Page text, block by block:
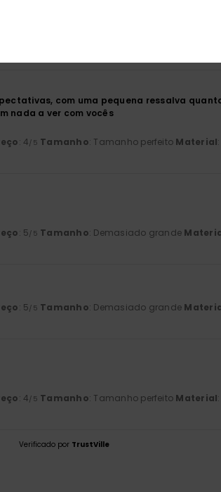
com uma pequena ressalva
nada a ver com vocês
: 4/5 Tamanho: Tamanho perfeito Material
: 5/5 Tamanho: Demasiado grande
: 5/5 Tamanho: Demasiado grande
: 4/5 Tamanho: Tamanho perfeito Material
Verificado por TrustVille